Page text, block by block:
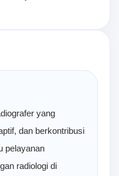
yang
dan berkontribusi
pelayanan
radiologi di